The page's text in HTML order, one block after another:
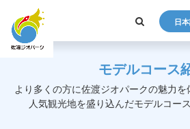
日
モデルコース
より多くの方に佐渡ジオパークの魅力を
人気観光地を盛り込んだモデルコー